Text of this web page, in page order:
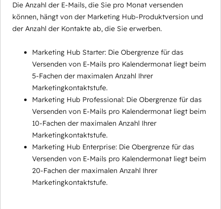
Die Anzahl der E-Mails, die Sie pro Monat versenden
können, hängt von der Marketing Hub-Produktversion und
der Anzahl der Kontakte ab, die Sie erwerben.
Marketing Hub Starter: Die Obergrenze für das
Versenden von E-Mails pro Kalendermonat liegt beim
5-Fachen der maximalen Anzahl Ihrer
Marketingkontaktstufe.
Marketing Hub Professional: Die Obergrenze für das
Versenden von E-Mails pro Kalendermonat liegt beim
10-Fachen der maximalen Anzahl Ihrer
Marketingkontaktstufe.
Marketing Hub Enterprise: Die Obergrenze für das
Versenden von E-Mails pro Kalendermonat liegt beim
20-Fachen der maximalen Anzahl Ihrer
Marketingkontaktstufe.